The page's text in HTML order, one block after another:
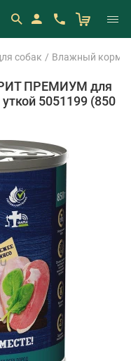
собак Влажный корм
ПРЕМИУМ для
5051199 (850